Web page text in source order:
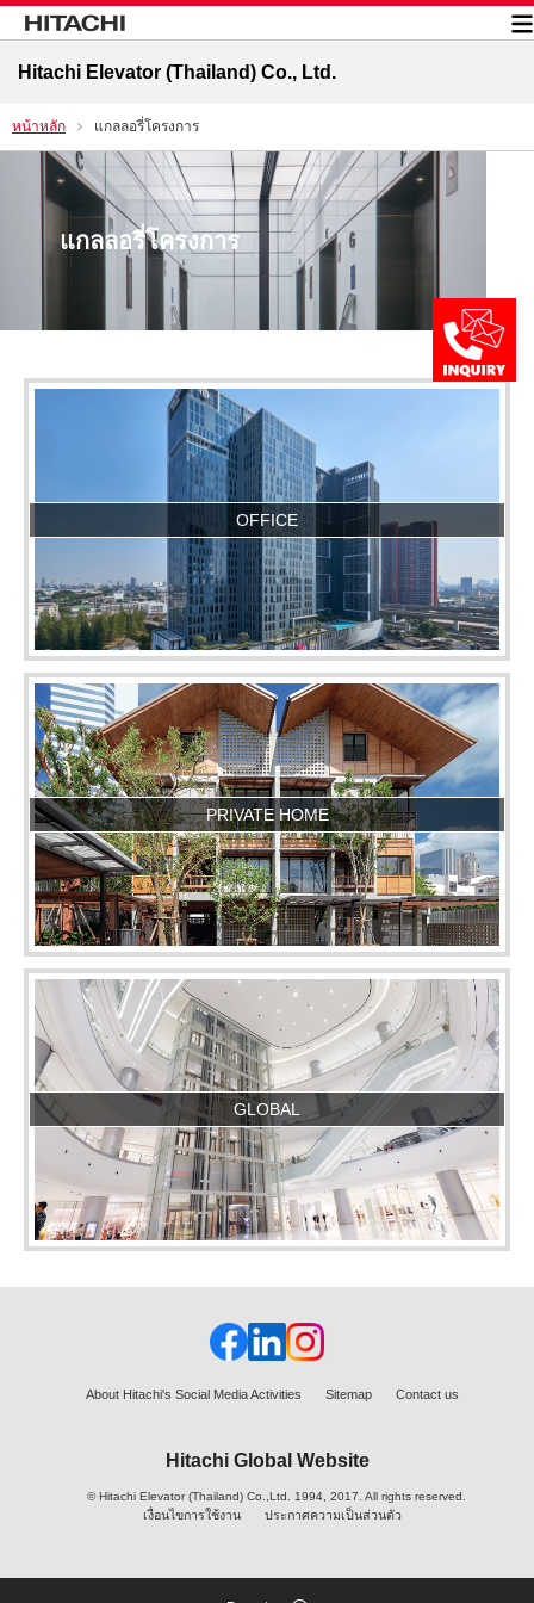
Hitachi Elevator (Thailand) Co., Ltd.
หน้าหลัก แกลลอรี่โครงการ
แกลลอรี่โครงการ
OFFICE
PRIVATE HOME
GLOBAL
About Hitachi's Social Media Activities Sitemap Contact us
Hitachi Global Website
© Hitachi Elevator (Thailand) Co.,Ltd. 1994, 2017. All rights reserved.
เงื่อนไขการใช้งาน ประกาศความเป็นส่วนตัว